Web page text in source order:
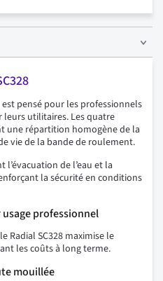
est pensé pour les professionnels
utilitaires. Les quatre
une répartition homogène de la
vie de la bande de roulement.
l’évacuation de l’eau et la
la sécurité en conditions
professionnel
Radial SC328 maximise le
les coûts à long terme.
mouillée